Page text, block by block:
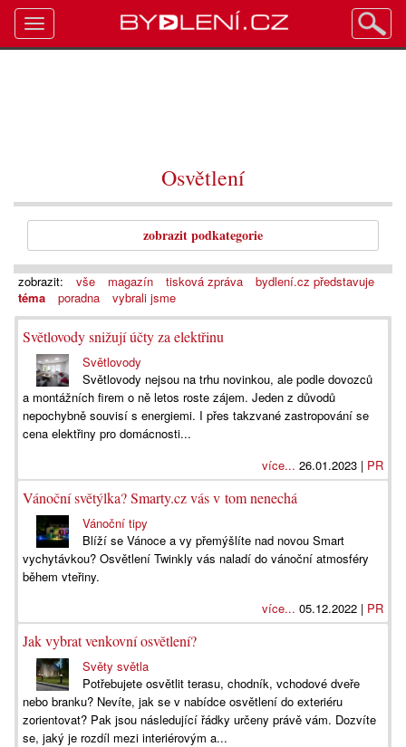
Osvětlení
zobrazit podkategorie
zobrazit: vše magazín tisková zpráva
bydlení.cz představuje
téma
poradna vybrali jsme
Světlovody snižují účty za elektřinu
Světlovody
Světlovody nejsou na trhu novinkou, ale podle dovozců
a montážních firem o ně letos roste zájem. Jeden z důvodů
nepochybně souvisí s energiemi. I přes takzvané zastropování se
cena elektřiny pro domácnosti...
více... 26.01.2023 | PR
Vánoční světýlka? Smarty.cz vás v tom nenechá
Vánoční tipy
Blíží se Vánoce a vy přemýšlíte nad novou Smart
vychytávkou? Osvětlení Twinkly vás naladí do vánoční atmosféry
během vteřiny.
více... 05.12.2022 | PR
Jak vybrat venkovní osvětlení?
Světy světla
Potřebujete osvětlit terasu, chodník, vchodové dveře
nebo branku? Nevíte, jak se v nabídce osvětlení do exteriéru
zorientovat? Pak jsou následující řádky určeny právě vám. Dozvíte
se, jaký je rozdíl mezi interiérovým a...
Toggle
navigation